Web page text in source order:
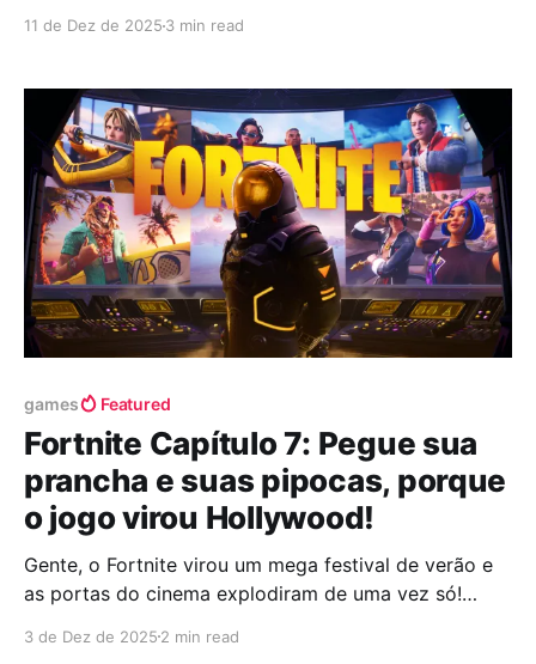
internet
11 de Dez de 2025 3 min read
games Featured
Fortnite Capítulo 7: Pegue sua
prancha e suas pipocas, porque
o jogo virou Hollywood!
Gente, o Fortnite virou um mega festival de verão e
as portas do cinema explodiram de uma vez só!
hype ao estilo "Vingadores Ultimato", com direito a
3 de Dez de 2025 2 min read